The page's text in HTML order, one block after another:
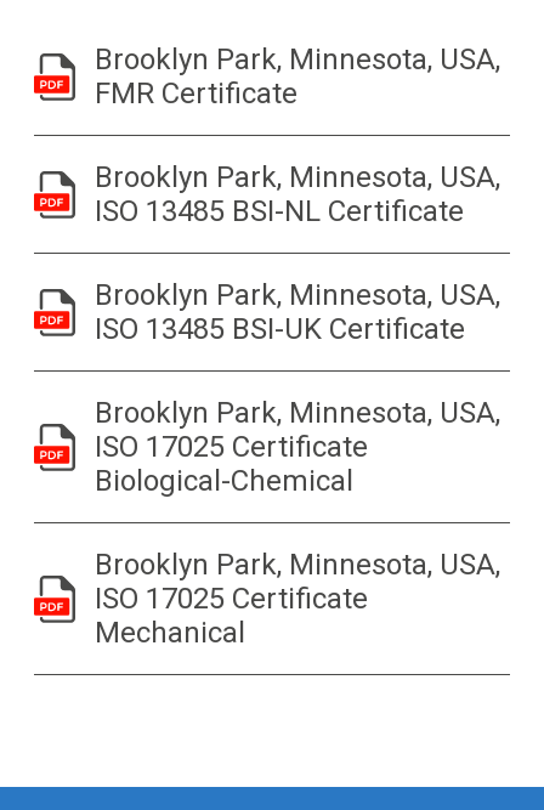
Brooklyn Park, Minnesota, USA,
FMR Certificate
Brooklyn Park, Minnesota, USA,
ISO 13485 BSI-NL Certificate
Brooklyn Park, Minnesota, USA,
ISO 13485 BSI-UK Certificate
Brooklyn Park, Minnesota, USA,
ISO 17025 Certificate
Biological-Chemical
Brooklyn Park, Minnesota, USA,
ISO 17025 Certificate
Mechanical